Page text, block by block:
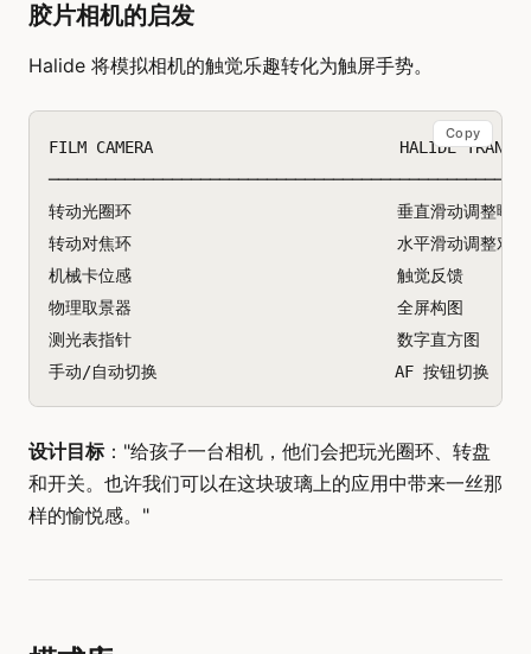
胶片相机的启发
Halide 将模拟相机的触觉乐趣转化为触屏手势。
FILM CAMERA                          HALIDE
转动光圈环                            垂直滑动调整曝光
转动对焦环                            水平滑动调整对焦
机械卡位感                            触觉反馈
物理取景器                            全屏构图
测光表指针                            数字直方图
Copy
设计目标："给孩子一台相机，他们会把玩光圈环、转盘
和开关。也许我们可以在这块玻璃上的应用中带来一丝那
样的愉悦感。"